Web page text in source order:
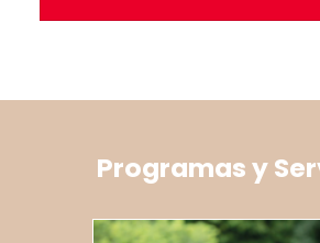
Programas y